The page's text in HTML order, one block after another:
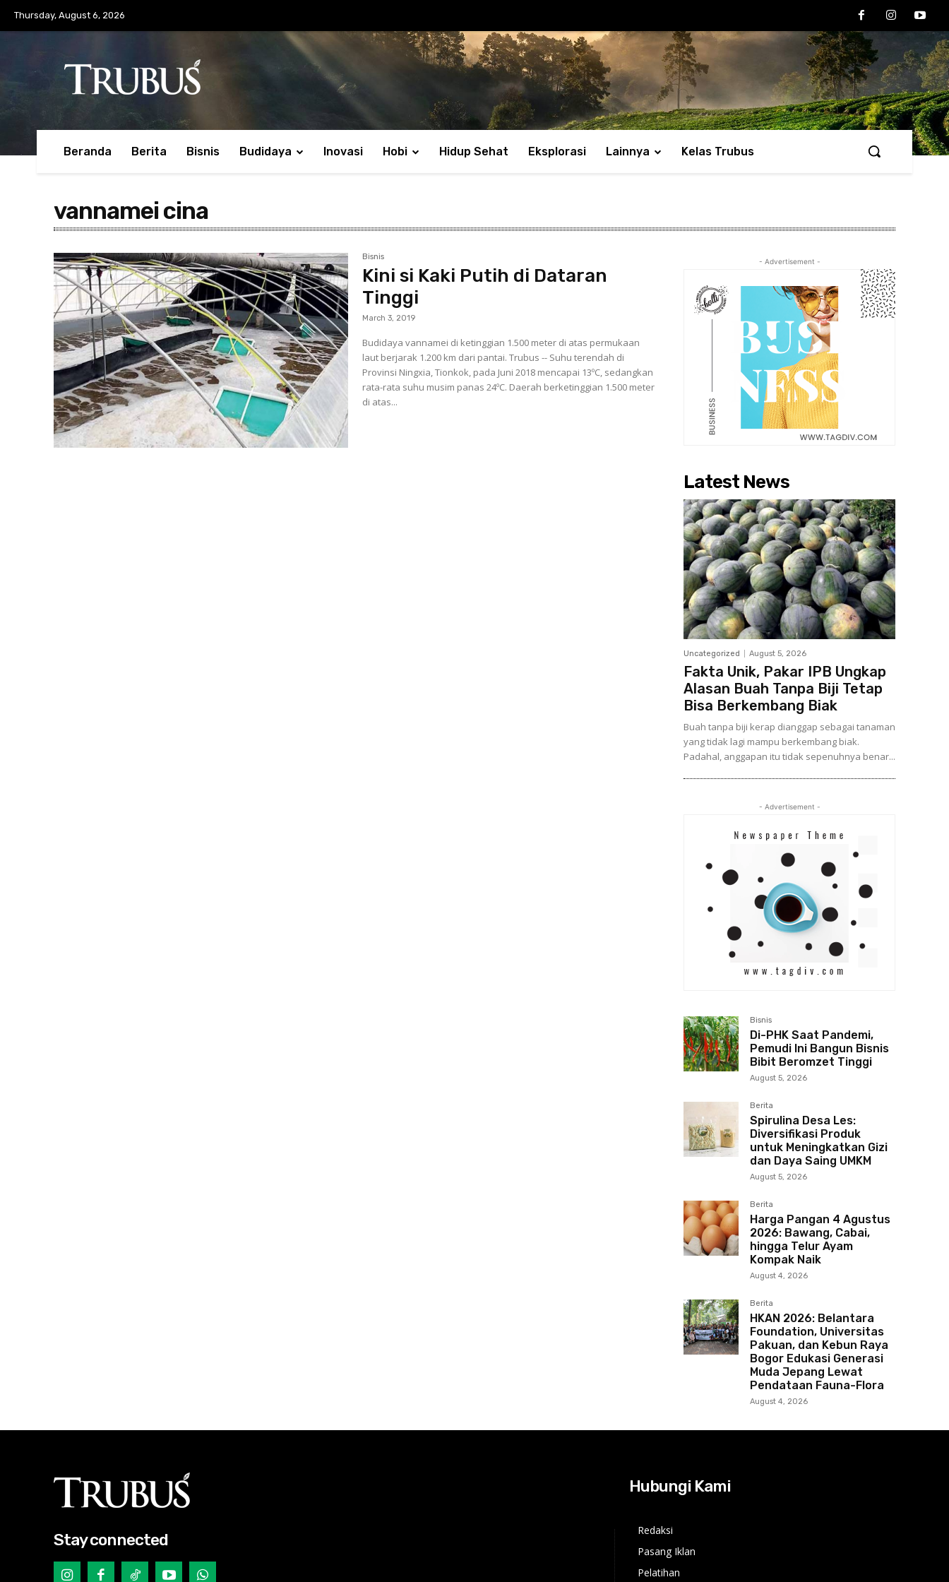
Thursday, August 6, 2026
Beranda Berita Bisnis Budidaya Inovasi Hobi Hidup Sehat Eksplorasi Lainnya Kelas Trubus
vannamei cina
Bisnis
Kini si Kaki Putih di Dataran
Tinggi
March 3, 2019
Budidaya vannamei di ketinggian 1.500 meter di atas permukaan
laut berjarak 1.200 km dari pantai. Trubus -- Suhu terendah di
Provinsi Ningxia, Tionkok, pada Juni 2018 mencapai 13ºC, sedangkan
rata-rata suhu musim panas 24ºC. Daerah berketinggian 1.500 meter
di atas...
- Advertisement -
Latest News
Uncategorized August 5, 2026
Fakta Unik, Pakar IPB Ungkap
Alasan Buah Tanpa Biji Tetap
Bisa Berkembang Biak
Buah tanpa biji kerap dianggap sebagai tanaman
yang tidak lagi mampu berkembang biak.
Padahal, anggapan itu tidak sepenuhnya benar...
- Advertisement -
Bisnis
Di-PHK Saat Pandemi,
Pemudi Ini Bangun Bisnis
Bibit Beromzet Tinggi
August 5, 2026
Berita
Spirulina Desa Les:
Diversifikasi Produk
untuk Meningkatkan Gizi
dan Daya Saing UMKM
August 5, 2026
Berita
Harga Pangan 4 Agustus
2026: Bawang, Cabai,
hingga Telur Ayam
Kompak Naik
August 4, 2026
Berita
HKAN 2026: Belantara
Foundation, Universitas
Pakuan, dan Kebun Raya
Bogor Edukasi Generasi
Muda Jepang Lewat
Pendataan Fauna-Flora
August 4, 2026
Stay connected
Hubungi Kami
Redaksi
Pasang Iklan
Pelatihan